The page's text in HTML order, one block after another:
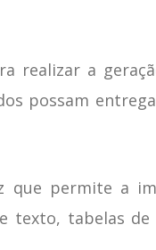
realizar a
possam
que permite a
texto, tabelas de